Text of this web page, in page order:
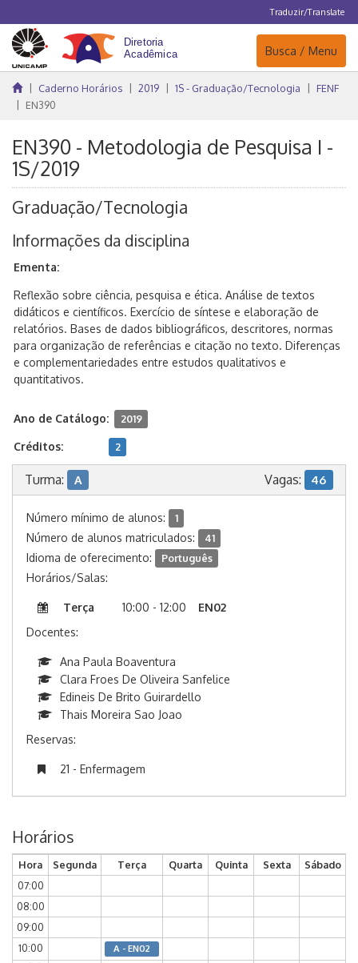
Traduzir/Translate
Navegação
Busca / Menu
Caderno Horários 2019 1S - Graduação/Tecnologia
FENF
EN390
EN390 - Metodologia de Pesquisa I -
1S/2019
Graduação/Tecnologia
Informações da disciplina
Ementa:
Reflexão sobre ciência, pesquisa e ética. Análise de textos
didáticos e científicos. Exercício de síntese e elaboração de
relatórios. Bases de dados bibliográficos, descritores, normas
para organização de referências e citação no texto. Diferenças
e complementariedades entre estudos qualitativos e
quantitativos.
Ano de Catálogo: 2019
Créditos: 2
Turma: A Vagas: 46
Número mínimo de alunos: 1
Número de alunos matriculados: 41
Idioma de oferecimento: Português
Horários/Salas:
Terça 10:00 - 12:00
EN02
Docentes:
Ana Paula Boaventura
Clara Froes De Oliveira Sanfelice
Edineis De Brito Guirardello
Thais Moreira Sao Joao
Reservas:
21 - Enfermagem
Horários
Hora Segunda Terça Quarta Quinta Sexta
Sábado
07:00
08:00
09:00
10:00
A - EN02